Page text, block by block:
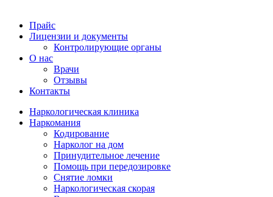
Прайс
Лицензии и документы
Контролирующие органы
О нас
Врачи
Отзывы
Контакты
Наркологическая клиника
Наркомания
Кодирование
Нарколог на дом
Принудительное лечение
Помощь при передозировке
Снятие ломки
Наркологическая скорая